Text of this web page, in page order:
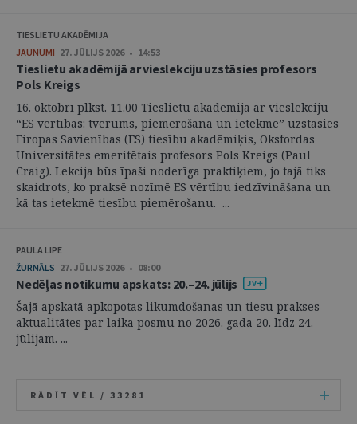
TIESLIETU AKADĒMIJA
JAUNUMI 27. JŪLIJS 2026 • 14:53
Tieslietu akadēmijā ar vieslekciju uzstāsies profesors
Pols Kreigs
16. oktobrī plkst. 11.00 Tieslietu akadēmijā ar vieslekciju
“ES vērtības: tvērums, piemērošana un ietekme” uzstāsies
Eiropas Savienības (ES) tiesību akadēmiķis, Oksfordas
Universitātes emeritētais profesors Pols Kreigs (Paul
Craig). Lekcija būs īpaši noderīga praktiķiem, jo tajā tiks
skaidrots, ko praksē nozīmē ES vērtību iedzīvināšana un
kā tas ietekmē tiesību piemērošanu. ...
PAULA LIPE
ŽURNĀLS 27. JŪLIJS 2026 • 08:00
Nedēļas notikumu apskats: 20.–24. jūlijs
Šajā apskatā apkopotas likumdošanas un tiesu prakses
aktualitātes par laika posmu no 2026. gada 20. līdz 24.
jūlijam. ...
RĀDĪT VĒL / 33281